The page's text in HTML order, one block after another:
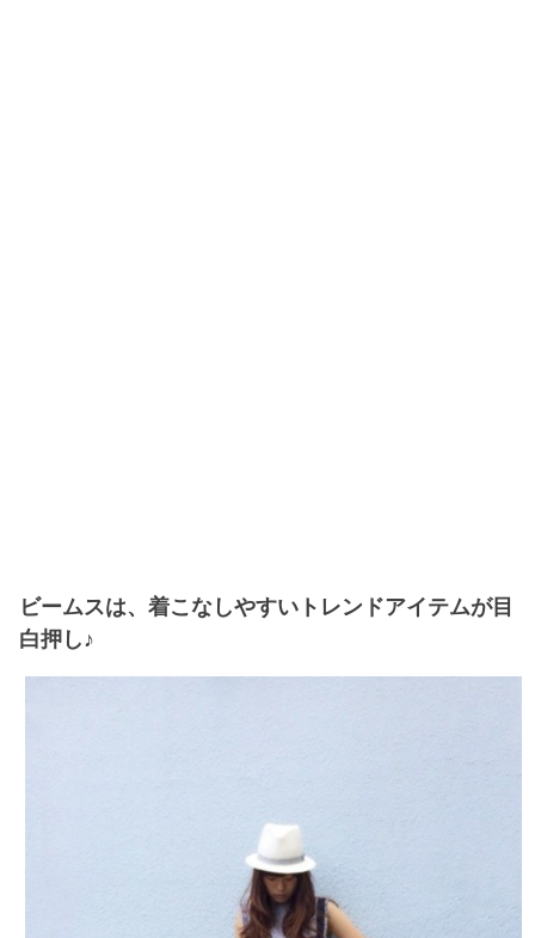
ビームスは、着こなしやすいトレンドアイテムが目
白押し♪